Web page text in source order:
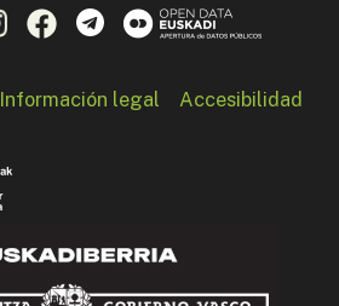
Información legal Accesibilidad